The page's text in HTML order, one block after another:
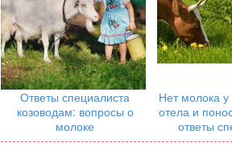
Ответы специалиста
козоводам: вопросы о
молоке
Нет молока
отела и
ответы